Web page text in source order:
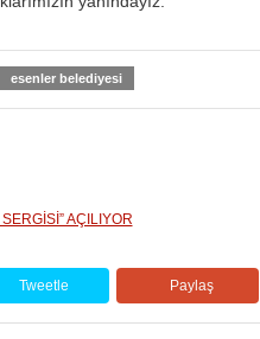
esenler belediyesi
AÇILIYOR
Tweetle Paylaş